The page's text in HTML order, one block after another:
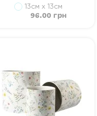
13см х 13см
96.00 грн